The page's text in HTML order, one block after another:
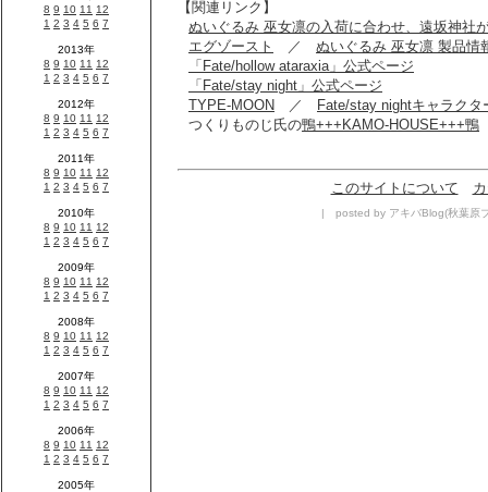
【関連リンク】
ぬいぐるみ 巫女凛の入荷に合わせ、遠坂神
エグゾースト
／ ぬいぐるみ 巫女凛 製品情
「Fate/hollow ataraxia」公式ページ
「Fate/stay night」公式ページ
TYPE-MOON ／
Fate/stay nightキャラクタ
つくりものじ氏の鴨+++KAMO-HOUSE+++鴨
このサイトについて
| posted by アキバBlog(秋葉原